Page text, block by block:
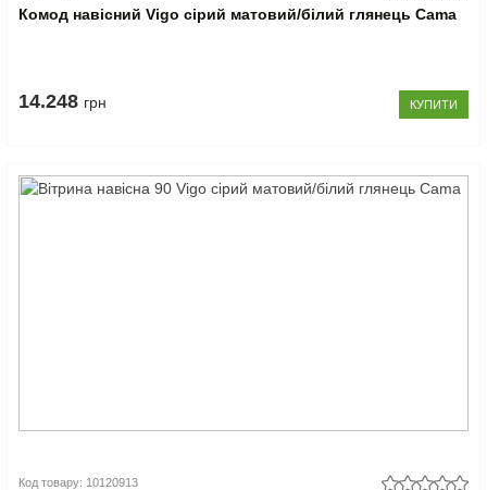
Комод навісний Vigo сірий матовий/білий глянець Cama
14.248 грн КУПИТИ
Код товару: 10120913